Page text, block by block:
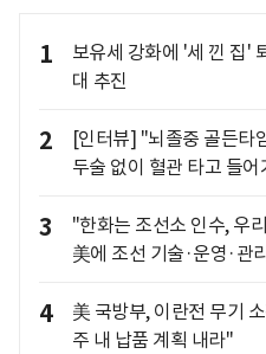
1
보유세 강화에 '세 낀 집'
대 추진
2
[인터뷰] "뇌졸중 골든
두술 없이 혈관 타고 들어
3
"한화는 조선소 인수, 우
美에 조선 기술·운영·관
4
美 국방부, 이란전 무기
주 내 납품 계획 내라"